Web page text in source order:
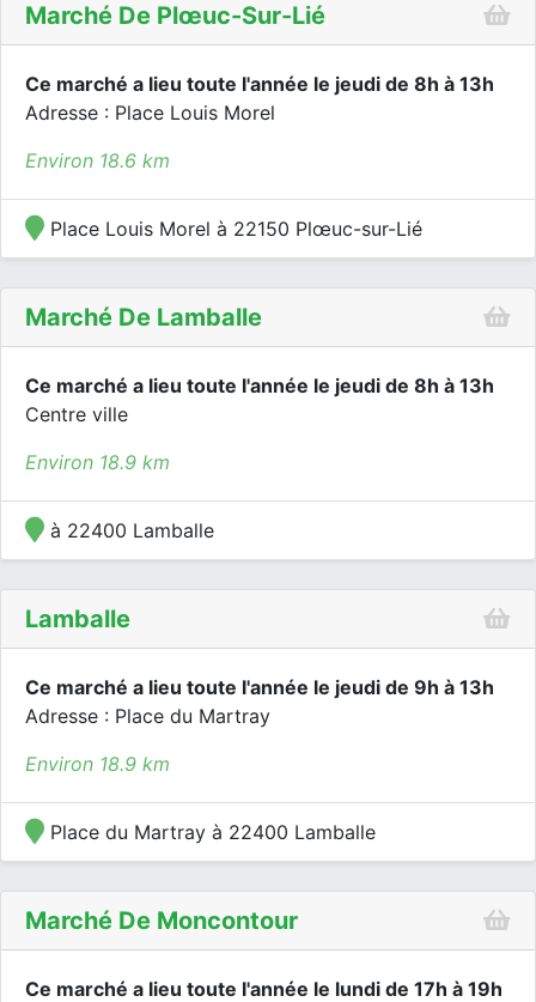
Marché De Plœuc-Sur-Lié
Ce marché a lieu toute l'année le jeudi de 8h à 13h
Adresse : Place Louis Morel
Environ 18.6 km
Place Louis Morel à 22150 Plœuc-sur-Lié
Marché De Lamballe
Ce marché a lieu toute l'année le jeudi de 8h à 13h
Centre ville
Environ 18.9 km
à 22400 Lamballe
Lamballe
Ce marché a lieu toute l'année le jeudi de 9h à 13h
Adresse : Place du Martray
Environ 18.9 km
Place du Martray à 22400 Lamballe
Marché De Moncontour
Ce marché a lieu toute l'année le lundi de 17h à 19h